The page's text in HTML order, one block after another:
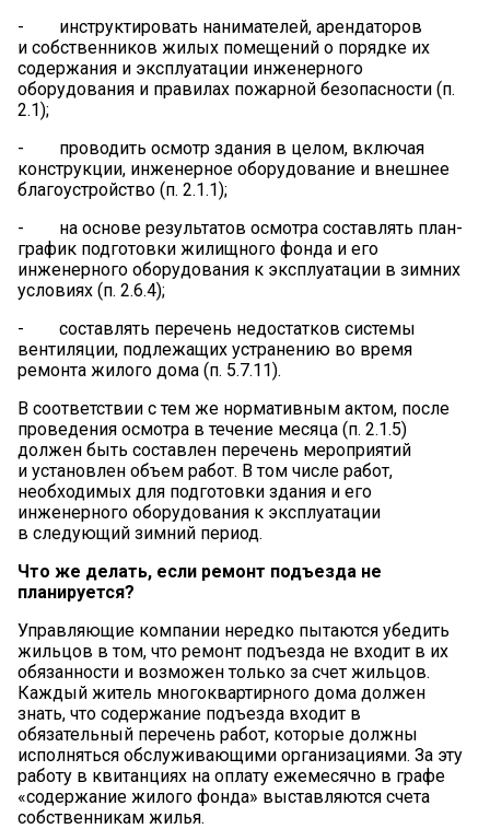
- инструктировать нанимателей, арендаторов
и собственников жилых помещений о порядке их
содержания и эксплуатации инженерного
оборудования и правилах пожарной безопасности (п.
2.1);
- проводить осмотр здания в целом, включая
конструкции, инженерное оборудование и внешнее
благоустройство (п. 2.1.1);
- на основе результатов осмотра составлять план-
график подготовки жилищного фонда и его
инженерного оборудования к эксплуатации в зимних
условиях (п. 2.6.4);
- составлять перечень недостатков системы
вентиляции, подлежащих устранению во время
ремонта жилого дома (п. 5.7.11).
В соответствии с тем же нормативным актом, после
проведения осмотра в течение месяца (п. 2.1.5)
должен быть составлен перечень мероприятий
и установлен объем работ. В том числе работ,
необходимых для подготовки здания и его
инженерного оборудования к эксплуатации
в следующий зимний период.
Что же делать, если ремонт подъезда не
планируется?
Управляющие компании нередко пытаются убедить
жильцов в том, что ремонт подъезда не входит в их
обязанности и возможен только за счет жильцов.
Каждый житель многоквартирного дома должен
знать, что содержание подъезда входит в
обязательный перечень работ, которые должны
исполняться обслуживающими организациями. За эту
работу в квитанциях на оплату ежемесячно в графе
«содержание жилого фонда» выставляются счета
собственникам жилья.